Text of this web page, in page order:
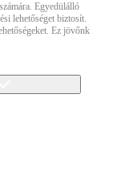
Egyedülálló
lehetőséget biztosít.
Ez jövőnk